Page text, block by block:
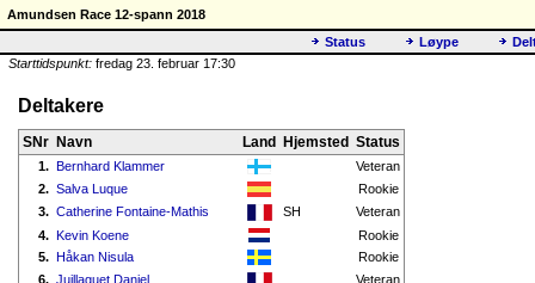
Amundsen Race 12-spann 2018
Status
Løype
Starttidspunkt: fredag 23. februar 17:30
Deltakere
SNr Navn Land Hjemsted Status
1. Bernhard Klammer
Veteran
2. Salva Luque
Rookie
3. Catherine Fontaine-Mathis SH
Veteran
4. Kevin Koene
Rookie
5. Håkan Nisula
Rookie
6. Juillaguet Daniel
Veteran